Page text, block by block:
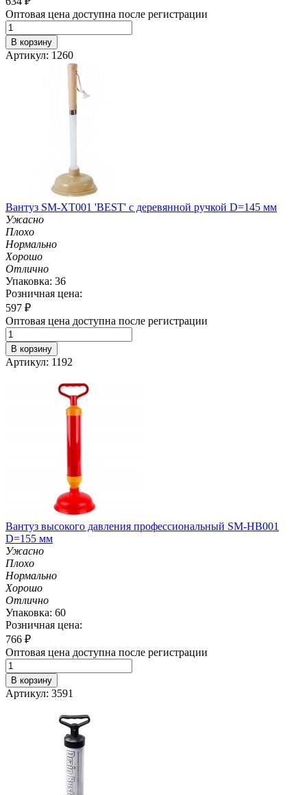
Оптовая цена доступна после регистрации
В корзину
Артикул: 1260
Вантуз SM-XT001 'BEST' с деревянной ручкой D=145 мм
Ужасно
Плохо
Нормально
Хорошо
Отлично
Упаковка: 36
Розничная цена:
597 ₽
Оптовая цена доступна после регистрации
В корзину
Артикул: 1192
Вантуз высокого давления профессиональный SM-HB001
D=155 мм
Ужасно
Плохо
Нормально
Хорошо
Отлично
Упаковка: 60
Розничная цена:
766 ₽
Оптовая цена доступна после регистрации
В корзину
Артикул: 3591